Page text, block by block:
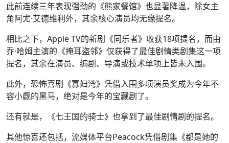
此前连续三年表现强劲的《熊家餐馆》也显著降温，除女主
角阿尤·艾德维利外，其余核心演员均无缘提名。
相比之下，Apple TV的新剧《同乐者》收获18项提名，而由
乔·哈姆主演的《掩耳盗邻》仅获得了最佳剧情类剧集这一项
提名，其余在演员、编剧、导演或技术单项上皆未入围。
此外，恐怖喜剧《寡妇湾》凭借入围多项演员奖成为今年不
容小觑的黑马，绝对是今年的宝藏剧了。
还有就是，《七王国的骑士》也拿到了最佳剧情剧的提名。
其他惊喜还包括，流媒体平台Peacock凭借剧集《都是她的